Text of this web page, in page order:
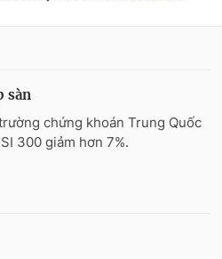
sàn
chứng khoán Trung Quốc
300 giảm hơn 7%.